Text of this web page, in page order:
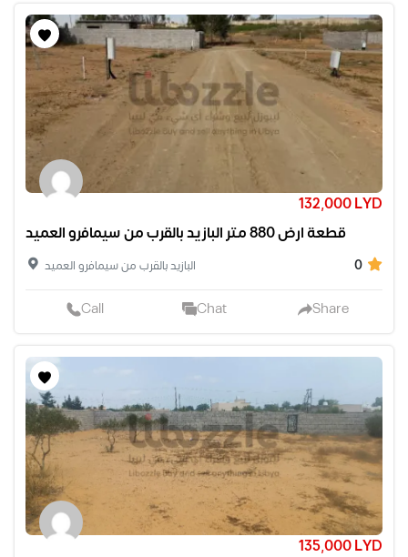
132,000 LYD
قطعة ارض 880 متر البازيد بالقرب من سيمافرو العميد
البازيد بالقرب من سيمافرو العميد 0
Call Chat Share
135,000 LYD